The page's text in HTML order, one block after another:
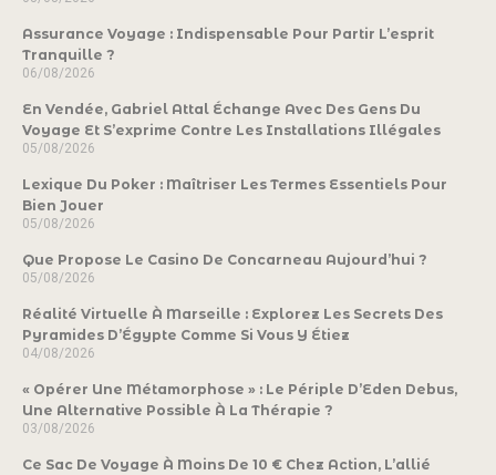
Assurance Voyage : Indispensable Pour Partir L’esprit
Tranquille ?
06/08/2026
En Vendée, Gabriel Attal Échange Avec Des Gens Du
Voyage Et S’exprime Contre Les Installations Illégales
05/08/2026
Lexique Du Poker : Maîtriser Les Termes Essentiels Pour
Bien Jouer
05/08/2026
Que Propose Le Casino De Concarneau Aujourd’hui ?
05/08/2026
Réalité Virtuelle À Marseille : Explorez Les Secrets Des
Pyramides D’Égypte Comme Si Vous Y Étiez
04/08/2026
« Opérer Une Métamorphose » : Le Périple D’Eden Debus,
Une Alternative Possible À La Thérapie ?
03/08/2026
Ce Sac De Voyage À Moins De 10 € Chez Action, L’allié